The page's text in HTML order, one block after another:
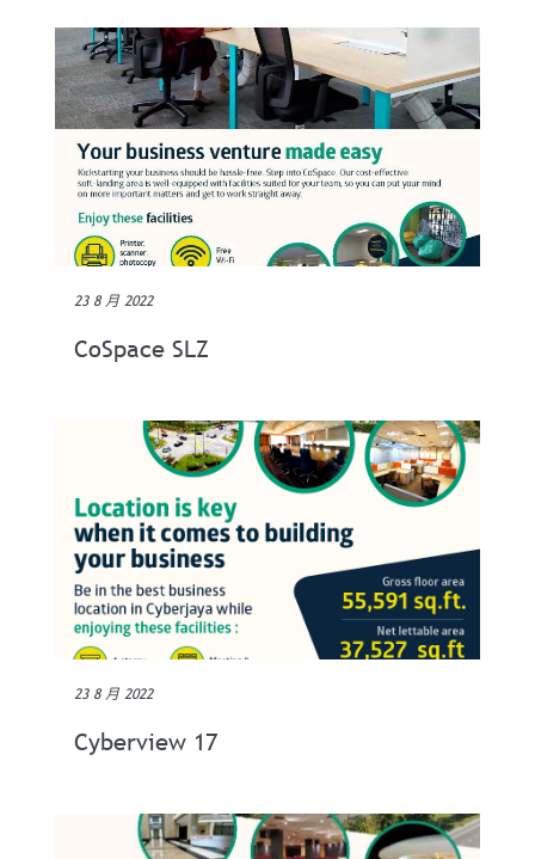
23 8 月 2022
CoSpace SLZ
23 8 月 2022
Cyberview 17